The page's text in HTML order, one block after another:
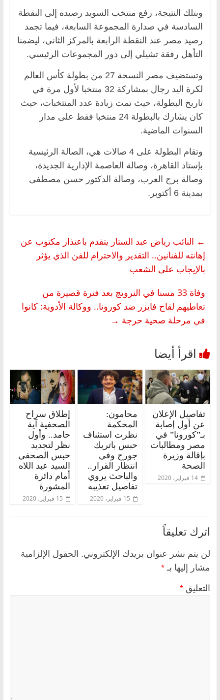
وبتلك النتيجة، رفع منتخب السويد رصيده إلى النقطة
السادسة في صدارة المجموعة السابعة، فيما تجمد
رصيد مصر عند النقطة الرابعة بالمركز الثاني، ليضمنا
التأهل رفقة تشيلي إلى دور المجموعات الرئيسي.
وتستضيف مصر النسخة 27 من بطولة كأس العالم
لكرة اليد رجال بمشاركة ‏32 منتخبا لأول مرة في
تاريخ البطولة، حيث تمت زيادة عدد المنتخبات، حيث
كان يشارك بالبطولة 24 منتخبا فقط على مدار
السنوات الماضية.
وتقام البطولة على 4 صالات هي، الصالة الرئيسية
بإستاد القاهرة، وصالة العاصمة الإدارية الجديدة،
وصالة برج العرب، وصالة الدكتور حسن مصطفى
بمدينة 6 أكتوبر.
← النائب رياض عبد الستار يتقدم باعتذار مكتوب عن
إهانته للفنانين.. التقدير والاحترام للفن الذي يؤثر
بالإيجاب على الشعب
وفاة 33 مسنا في النرويج بعد فترة قصيرة من
تعاطيهم لقاح فايزر ضد كورونا.. ووكالة الأدوية: كانوا
في مرحلة صحية حرجة →
تفاصيل الإعلان
عن أول إصابة
بـ”كورونا” في
مصر ومطالبات
بإقالة وزيرة
الصحة
14 فبراير، 2020
محامون:
المحكمة
نظرت استئناف
حبس باتريك
جورج وفي
انتظار القرار..
والباحث يروي
تفاصيل تعذيبه
15 فبراير، 2020
إطلاق سراح
الصحفية آية
حامد.. وأول
نظر لتجديد
حبس الصحفي
السيد عبد اللاه
أمام دائرة
المشورة
15 فبراير، 2020
اترك تعليقاً
لن يتم نشر عنوان بريدك الإلكتروني. الحقول الإلزامية
مشار إليها بـ *
التعليق *